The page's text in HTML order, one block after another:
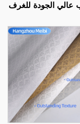
عالي الجودة للغرف
أسلوب حديث بسيط،
لجميع أنحاء
بالجملة من المصنع
المصدر